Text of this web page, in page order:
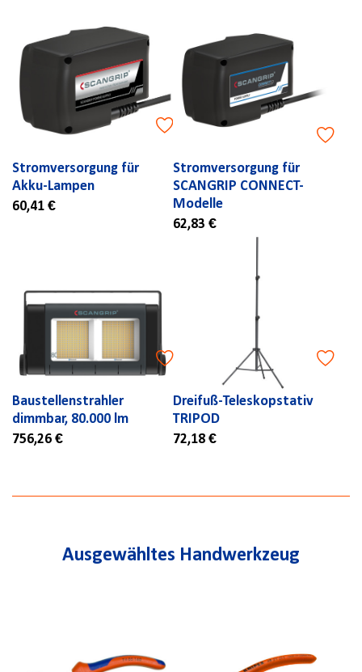
Stromversorgung für
Akku-Lampen
60,41 €
Stromversorgung für
SCANGRIP CONNECT-
Modelle
62,83 €
Baustellenstrahler
dimmbar, 80.000 lm
756,26 €
Dreifuß-Teleskopstativ
TRIPOD
72,18 €
Ausgewähltes Handwerkzeug